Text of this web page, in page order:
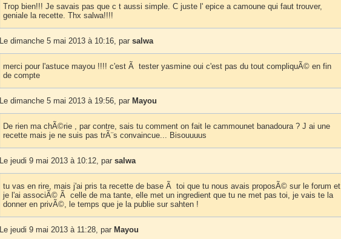
Trop bien!!! Je savais pas que c t aussi simple. C juste l' epice a camoune qui faut trouver,
geniale la recette. Thx salwa!!!!
Le dimanche 5 mai 2013 à 10:16, par salwa
merci pour l'astuce mayou !!!! c'est Ã tester yasmine oui c'est pas du tout compliquÃ© en fin
de compte
Le dimanche 5 mai 2013 à 19:56, par Mayou
De rien ma chÃ©rie , par contre, sais tu comment on fait le cammounet banadoura ? J ai une
recette mais je ne suis pas trÃ¨s convaincue... Bisouuuus
Le jeudi 9 mai 2013 à 10:12, par salwa
tu vas en rire, mais j'ai pris ta recette de base Ã toi que tu nous avais proposÃ© sur le forum et
je l'ai associÃ© Ã celle de ma tante, elle met un ingredient que tu ne met pas toi, je vais te la
donner en privÃ©, le temps que je la publie sur sahten !
Le jeudi 9 mai 2013 à 11:28, par Mayou